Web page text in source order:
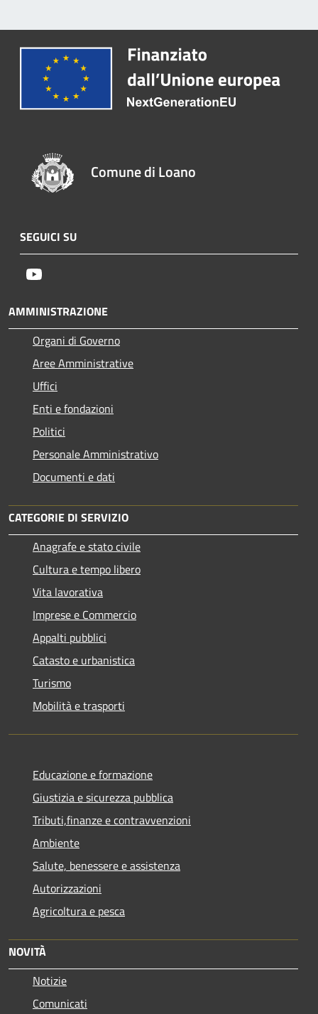
Comune di Loano
SEGUICI SU
AMMINISTRAZIONE
Organi di Governo
Aree Amministrative
Uffici
Enti e fondazioni
Politici
Personale Amministrativo
Documenti e dati
CATEGORIE DI SERVIZIO
Anagrafe e stato civile
Cultura e tempo libero
Vita lavorativa
Imprese e Commercio
Appalti pubblici
Catasto e urbanistica
Turismo
Mobilità e trasporti
Educazione e formazione
Giustizia e sicurezza pubblica
Tributi,finanze e contravvenzioni
Ambiente
Salute, benessere e assistenza
Autorizzazioni
Agricoltura e pesca
NOVITÀ
Notizie
Comunicati